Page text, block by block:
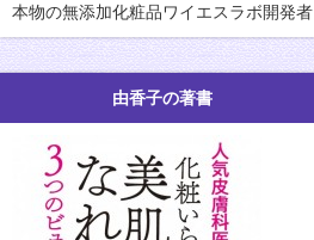
本物の無添加化粧品ワイエスラボ開発者
由香子の著書